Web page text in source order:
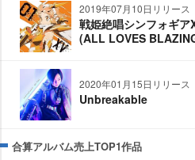
2019年07月10日リリース
戦姫絶唱シンフォギア
(ALL LOVES
2020年01月15日リリース
Unbreakable
合算アルバム売上TOP1作品